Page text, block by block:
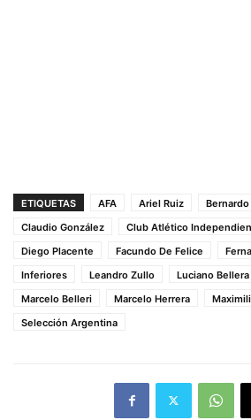
ETIQUETAS AFA Ariel Ruiz
Claudio González
Club Atlético
Diego Placente
Facundo De Felice
Inferiores
Leandro Zullo Luciano Bellera
Marcelo Belleri
Marcelo Herrera
Selección Argentina